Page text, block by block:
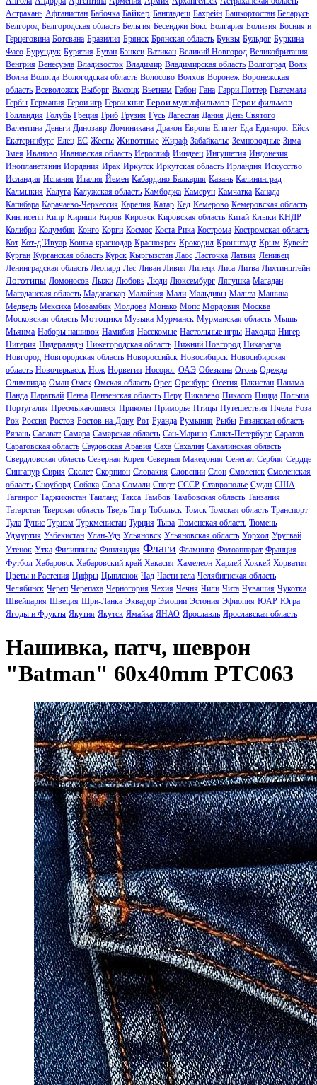
Астрахань Афганистан Бабочка Байкер Бангладеш Бахрейн Башкортостан Беларусь
Белгород Белгородская область Бельгия Бесенджи Бокс Болгария Боливия Босния и
Герцеговина Ботсвана Бразилия Брянск Брянская область Буквы Бульдог Буркина
Фасо Бурундук Бурятия Бутан Бэнкси Ватикан Великий Новгород Великобритания
Венгрия Венесуэла Владивосток Владимир Владимирская область Волгоград Волк
Волна Вологда Вологодская область Волосово Волхов Воронеж Воронежская
область Всеволожск Выборг Высоцк Вьетнам Габон Гана Гарри Поттер Гватемала
Гербы Германия Герои игр Герои книг Герои мультфильмов Герои фильмов
Голландия Голубь Греция Гриб Грузия Гусь Дагестан Дания День Святого
Валентина Деньги Динозавр Доминикана Дракон Европа Египет Еда Единорог Ейск
Екатеринбург Елец ЕС Жесты Животные Жираф Забайкалье Земноводные Зима
Змея Иваново Ивановская область Иероглиф Ииндеец Ингушетия Индонезия
Инопланетянин Иордания Ирак Иркутск Иркутская область Ирландия Искусство
Исландия Испания Италия Йемен Кабардино-Балкария Казань Калининград
Калмыкия Калуга Калужская область Камбоджа Камерун Камчатка Канада
Капибара Карачаево-Черкессия Карелия Катар Кед Кемерово Кемеровская область
Кингисепп Кипр Кириши Киров Кировск Кировская область Китай Клыки КНДР
Колибри Колумбия Конго Корги Космос Коста-Рика Кострома Костромская область
Кот Кот-д’Ивуар Кошка краснодар Красноярск Крокодил Кронштадт Крым Кувейт
Курган Курганская область Курск Кыргызстан Лаос Ласточка Латвия Ленивец
Ленинградская область Леопард Лес Ливан Ливия Липецк Лиса Литва Лихтинштейн
Логотипы Ломоносов Лыжи Любовь Люди Люксембург Лягушка Магадан
Магаданская область Мадагаскар Малайзия Мали Мальдивы Мальта Машина
Медведь Мексика Мозамбик Молдова Монако Мопс Мордовия Москва
Московская область Мотоцикл Музыка Мурманск Мурманская область Мышь
Мьянма Наборы нашивок Намибия Насекомые Настольные игры Находка Нигер
Нигерия Нидерланды Нижегородская область Нижний Новгород Никарагуа
Новгород Новгородская область Новороссийск Новосибирск Новосибирская
область Новочеркасск Нож Норвегия Носорог ОАЭ Обезьяна Огонь Одежда
Олимпиада Оман Омск Омская область Орел Оренбург Осетия Пакистан Панама
Панда Парагвай Пенза Пензенская область Перу Пикалево Пикассо Пицца Польша
Португалия Пресмыкающиеся Приколы Приморье Птицы Путешествия Пчела Роза
Рок Россия Ростов Ростов-на-Дону Рот Руанда Румыния Рыбы Рязанская область
Рязань Салават Самара Самарская область Сан-Марино Санкт-Петербург Саратов
Саратовская область Саудовская Аравия Саха Сахалин Сахалинская область
Свердловская область Северная Корея Северная Македония Сенегал Сербия Сердце
Сингапур Сирия Скелет Скорпион Словакия Словении Слон Смоленск Смоленская
область Сноуборд Собака Сова Сомали Спорт СССР Ставрополье Судан США
Таганрог Таджикистан Таиланд Такса Тамбов Тамбовская область Танзания
Татарстан Тверская область Тверь Тигр Тобольск Томск Томская область Транспорт
Тула Тунис Туризм Туркменистан Турция Тыва Тюменская область Тюмень
Удмуртия Узбекистан Улан-Удэ Ульяновск Ульяновская область Уорхол Уругвай
Утенок Утка Филиппины Финляндия Флаги Фламинго Фотоаппарат Франция
Футбол Хабаровск Хабаровский край Хакасия Хамелеон Харлей Хоккей Хорватия
Цветы и Растения Цифры Цыпленок Чад Части тела Челябигнская область
Челябинск Череп Черепаха Черногория Чехия Чечня Чили Чита Чувашия Чукотка
Швейцария Швеция Шри-Ланка Эквадор Эмоции Эстония Эфиопия ЮАР Югра
Ягоды и Фрукты Якутия Якутск Ямайка ЯНАО Ярославль Ярославская область
Нашивка, патч, шеврон
"Batman" 60x40mm PTC063